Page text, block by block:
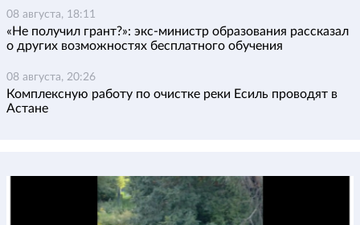
08 августа, 18:11
«Не получил грант?»: экс-министр образования рассказал
о других возможностях бесплатного обучения
08 августа, 20:26
Комплексную работу по очистке реки Есиль проводят в
Астане